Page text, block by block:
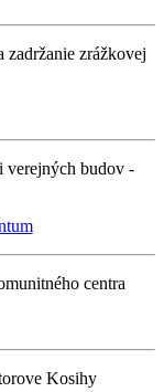
zadržanie zrážkovej
verejných budov -
centra
Kosihy